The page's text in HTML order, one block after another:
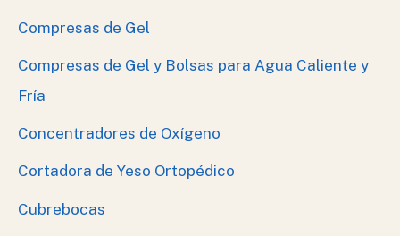
Compresas de Gel
Compresas de Gel y Bolsas para Agua Caliente y
Fría
Concentradores de Oxígeno
Cortadora de Yeso Ortopédico
Cubrebocas